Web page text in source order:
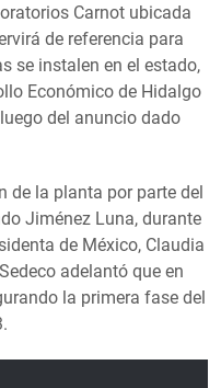
Carnot ubicada
de referencia para
se instalen en el estado,
Económico de Hidalgo
del anuncio dado
de la planta por parte del
Jiménez Luna, durante
de México, Claudia
adelantó que en
la primera fase del